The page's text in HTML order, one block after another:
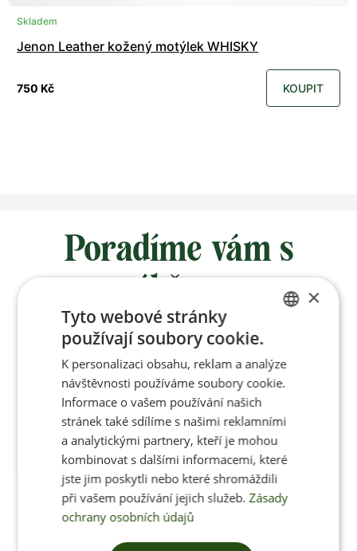
Skladem
Jenon Leather kožený motýlek WHISKY
750 Kč KOUPIT
Poradíme vám s
výběrem
Po-Pá 8:00 – 17:00
Jan Pančocha
+420 770 669 100
info@jenonleather.cz
ENGLISH
×
Tyto webové stránky
používají soubory cookie.
K personalizaci obsahu, reklam a analýze
návštěvnosti používáme soubory cookie.
Informace o vašem používání našich
stránek také sdílíme s našimi reklamními
a analytickými partnery, kteří je mohou
kombinovat s dalšími informacemi, které
jste jim poskytli nebo které shromáždili
při vašem používání jejich služeb. Zásady
ochrany osobních údajů